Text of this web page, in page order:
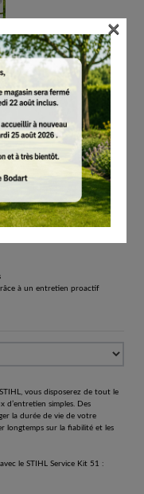
et MB 248.4
à un entretien proactif
vous disposerez de tout le
d’entretien simples. Des
la durée de vie de votre
longtemps sur la fiabilité et les
le STIHL Service Kit 51 :
×